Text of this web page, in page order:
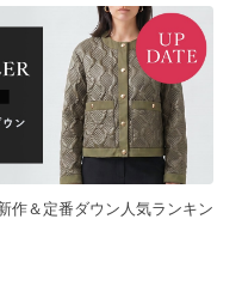
作＆定番ダウン人気ランキン